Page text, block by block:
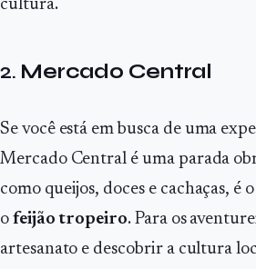
cultura.
2. Mercado Central
Se você está em busca de uma
Mercado Central é uma parada
como queijos, doces e cachaças,
o feijão tropeiro. Para os
artesanato e descobrir a cultura